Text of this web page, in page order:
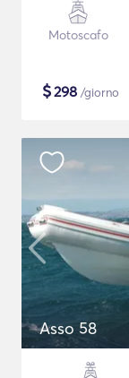
Motoscafo
$298 /giorno
Asso 58